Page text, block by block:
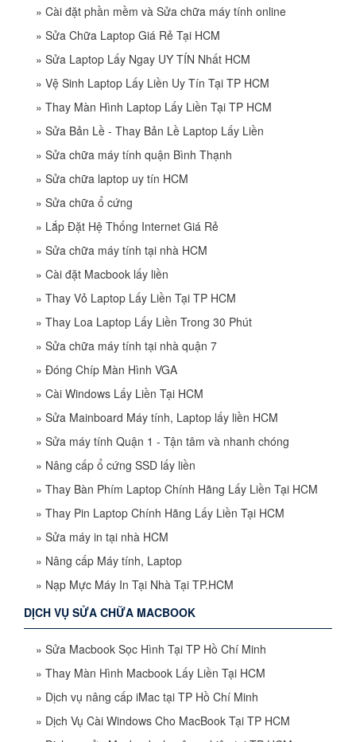
» Cài đặt phần mềm và Sửa chữa máy tính online
» Sửa Chữa Laptop Giá Rẻ Tại HCM
» Sửa Laptop Lấy Ngay UY TÍN Nhất HCM
» Vệ Sinh Laptop Lấy Liền Uy Tín Tại TP HCM
» Thay Màn Hình Laptop Lấy Liền Tại TP HCM
» Sửa Bản Lề - Thay Bản Lề Laptop Lấy Liền
» Sửa chữa máy tính quận Bình Thạnh
» Sửa chữa laptop uy tín HCM
» Sửa chữa ổ cứng
» Lắp Đặt Hệ Thống Internet Giá Rẻ
» Sửa chữa máy tính tại nhà HCM
» Cài đặt Macbook lấy liền
» Thay Vỏ Laptop Lấy Liền Tại TP HCM
» Thay Loa Laptop Lấy Liền Trong 30 Phút
» Sửa chữa máy tính tại nhà quận 7
» Đóng Chíp Màn Hình VGA
» Cài Windows Lấy Liền Tại HCM
» Sửa Mainboard Máy tính, Laptop lấy liền HCM
» Sửa máy tính Quận 1 - Tận tâm và nhanh chóng
» Nâng cấp ổ cứng SSD lấy liền
» Thay Bàn Phím Laptop Chính Hãng Lấy Liền Tại HCM
» Thay Pin Laptop Chính Hãng Lấy Liền Tại HCM
» Sửa máy in tại nhà HCM
» Nâng cấp Máy tính, Laptop
» Nạp Mực Máy In Tại Nhà Tại TP.HCM
DỊCH VỤ SỬA CHỮA MACBOOK
» Sửa Macbook Sọc Hình Tại TP Hồ Chí Minh
» Thay Màn Hình Macbook Lấy Liền Tại HCM
» Dịch vụ nâng cấp iMac tại TP Hồ Chí Minh
» Dịch Vụ Cài Windows Cho MacBook Tại TP HCM